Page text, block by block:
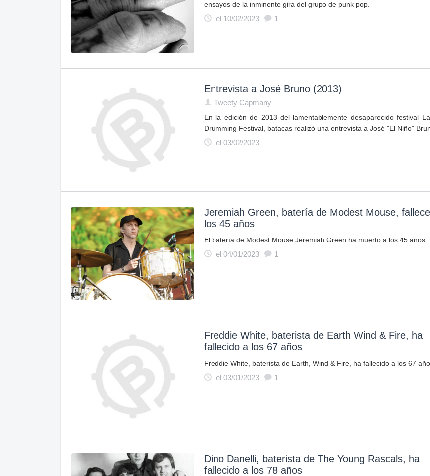
ensayos de la inminente gira del grupo de punk pop.
el 10/02/2023
1
Entrevista a José Bruno (2013)
Tweety Capmany
En la edición de 2013 del lamentablemente desaparecido festival
Drumming Festival, batacas realizó una entrevista a José "El Niño"
el 03/02/2023
Jeremiah Green, batería de Modest Mouse,
los 45 años
El batería de Modest Mouse Jeremiah Green ha muerto a los 45 años.
el 04/01/2023
1
Freddie White, baterista de Earth Wind & Fire, ha
fallecido a los 67 años
Freddie White, baterista de Earth, Wind & Fire, ha fallecido a los 67
el 03/01/2023
1
Dino Danelli, baterista de The Young Rascals, ha
fallecido a los 78 años